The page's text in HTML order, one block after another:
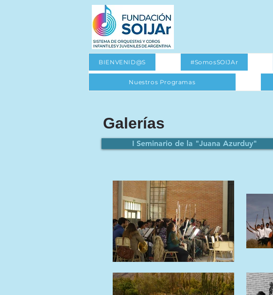
BIENVENID@S #SomosSOIJAr
Nuestros Programas
Galerías
I Seminario de la "Juana Azurduy"